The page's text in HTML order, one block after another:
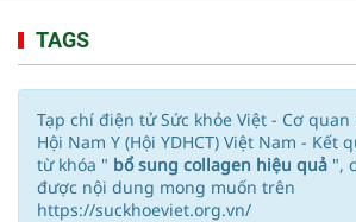
TAGS
Tạp chí điện tử Sức khỏe Việt - Cơ
Hội Nam Y (Hội YDHCT) Việt Nam - Kết
từ khóa " bổ sung collagen hiệu quả ",
được nội dung mong muốn trên
https://suckhoeviet.org.vn/